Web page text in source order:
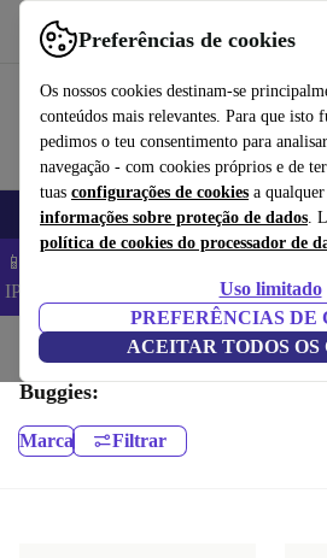
Preferências de cookies
Os nossos cookies destinam-se
conteúdos mais relevantes. Para que isto
pedimos o teu consentimento para
navegação - com cookies próprios e de
tuas configurações de cookies a
informações sobre proteção de dados.
política de cookies do processador de
Uso limitado
PREFERÊNCIAS DE
ACEITAR TODOS OS
Use o refurbed de forma rápida e fácil
Telemóveis Computadores Portáteis
📱 Poupa 5% EXTRA em todos os
IPHONEDEAL –
Início Bebés e crianças Carrinhos de bebé &
Buggies:
Marca Filtrar